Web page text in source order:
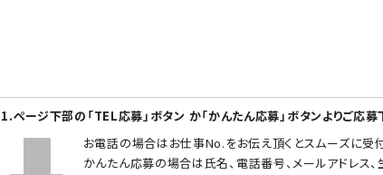
1.ページ下部の「TEL応募」ボタン か「かんたん応募」ボタンよりご応募
お電話の場合はお仕事No.をお伝え頂くとスムーズに受
かんたん応募の場合は氏名、電話番号、メールアドレス